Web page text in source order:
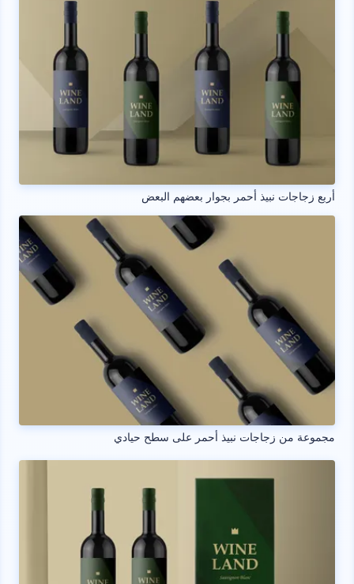
أربع زجاجات نبيذ أحمر بجوار بعضهم البعض
مجموعة من زجاجات نبيذ أحمر على سطح حيادي